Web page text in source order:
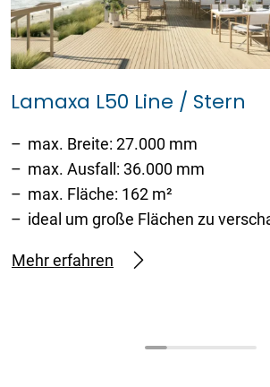
Lamaxa L50 Line / Stern
max. Breite: 27.000 mm
max. Ausfall: 36.000 mm
max. Fläche: 162 m²
ideal um große Flächen zu
Mehr erfahren